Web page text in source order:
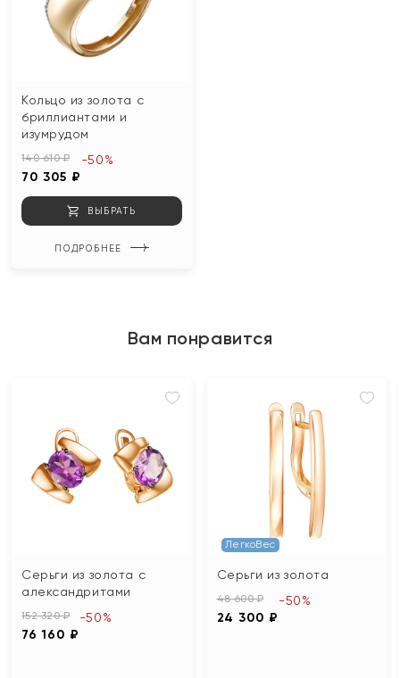
Кольцо из золота с
бриллиантами и
изумрудом
140 610 ₽
70 305 ₽
-50%
ВЫБРАТЬ
ПОДРОБНЕЕ
Вам понравится
Серьги из золота с
александритами
152 320 ₽
76 160 ₽
-50%
ЛегкоВес
Серьги из золота
48 600 ₽
24 300 ₽
-50%